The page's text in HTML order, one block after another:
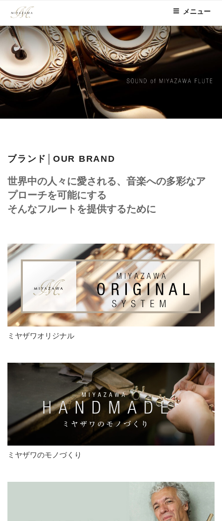
テ
ン
へ
ス
キ
メニュー
ブランド│OUR BRAND
世界中の人々に愛される、音楽への多彩なア
プローチを可能にする
そんなフルートを提供するために
ミヤザワオリジナル
ミヤザワのモノづくり